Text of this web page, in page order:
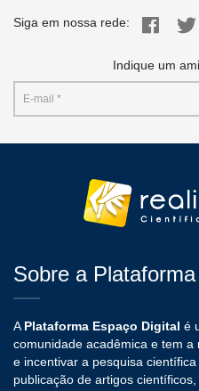
Siga em nossa rede:
Indique um
Sobre a Plataforma
A Plataforma Espaço Digital é
comunidade acadêmica e tem
e incentivar a pesquisa
publicação de artigos